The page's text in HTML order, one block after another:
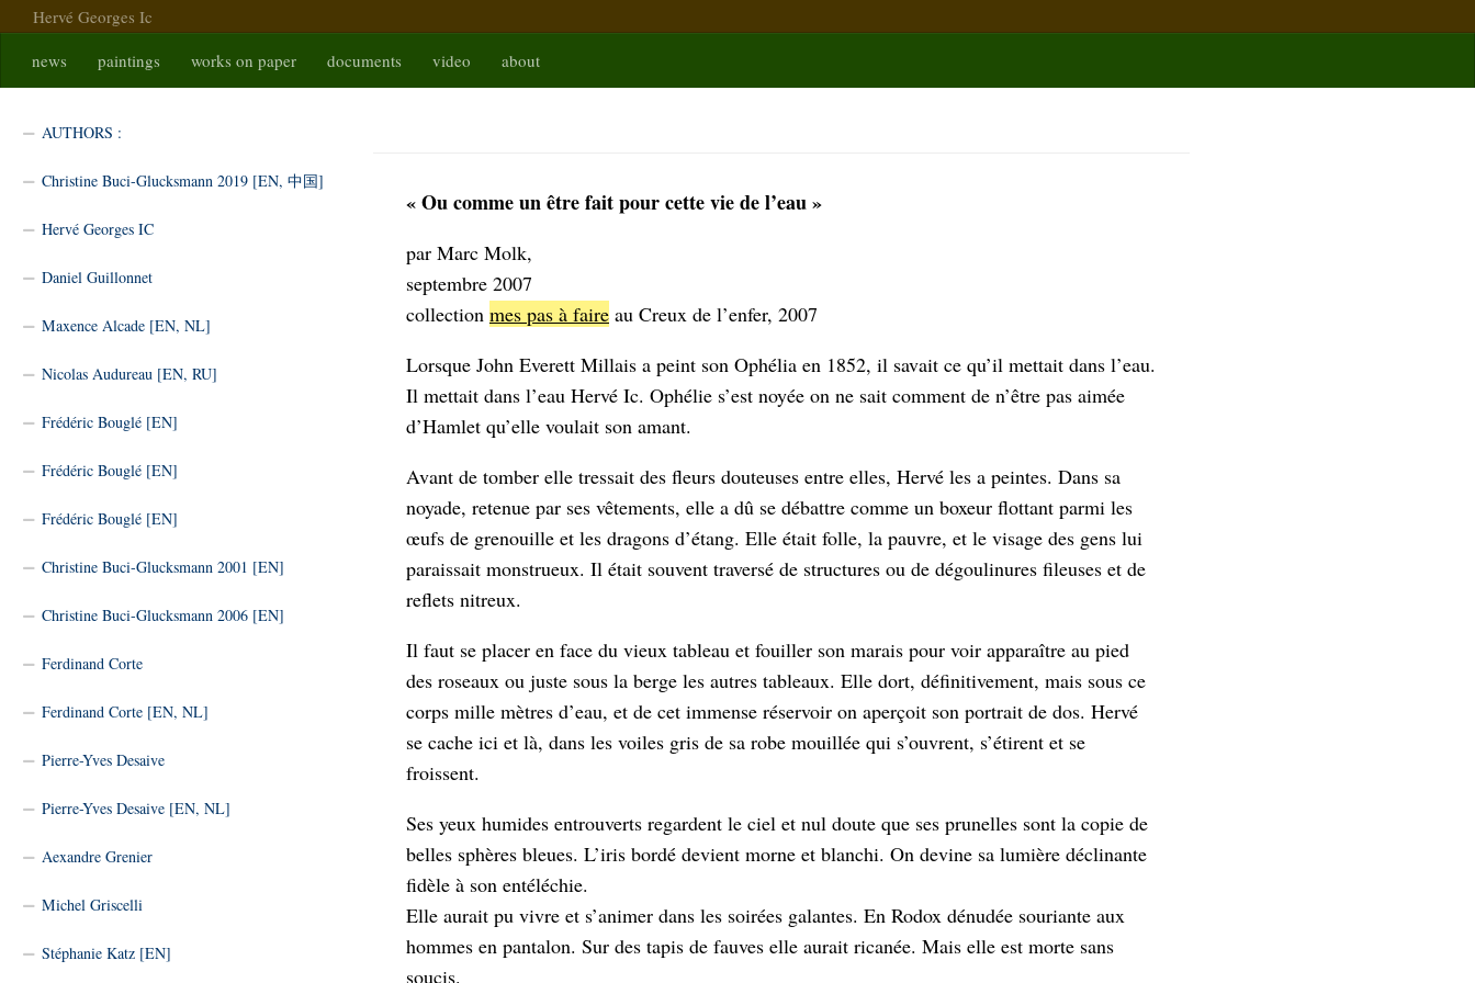
Skip to content
Hervé Georges Ic
news
paintings works on paper documents video about
« Ou comme un être fait pour cette vie de l’eau »
par Marc Molk,
septembre 2007
collection mes pas à faire au Creux de l’enfer, 2007
Lorsque John Everett Millais a peint son Ophélia en 1852, il savait ce qu’il mettait dans l’eau.
Il mettait dans l’eau Hervé Ic. Ophélie s’est noyée on ne sait comment de n’être pas aimée
d’Hamlet qu’elle voulait son amant.
Avant de tomber elle tressait des fleurs douteuses entre elles, Hervé les a peintes. Dans sa
noyade, retenue par ses vêtements, elle a dû se débattre comme un boxeur flottant parmi les
œufs de grenouille et les dragons d’étang. Elle était folle, la pauvre, et le visage des gens lui
paraissait monstrueux. Il était souvent traversé de structures ou de dégoulinures fileuses et de
reflets nitreux.
Il faut se placer en face du vieux tableau et fouiller son marais pour voir apparaître au pied
des roseaux ou juste sous la berge les autres tableaux. Elle dort, définitivement, mais sous ce
corps mille mètres d’eau, et de cet immense réservoir on aperçoit son portrait de dos. Hervé
se cache ici et là, dans les voiles gris de sa robe mouillée qui s’ouvrent, s’étirent et se
froissent.
Ses yeux humides entrouverts regardent le ciel et nul doute que ses prunelles sont la copie de
belles sphères bleues. L’iris bordé devient morne et blanchi. On devine sa lumière déclinante
fidèle à son entéléchie.
Elle aurait pu vivre et s’animer dans les soirées galantes. En Rodox dénudée souriante aux
hommes en pantalon. Sur des tapis de fauves elle aurait ricanée. Mais elle est morte sans
soucis.
AUTHORS :
Christine Buci-Glucksmann 2019 [EN, 中国]
Hervé Georges IC
Daniel Guillonnet
Maxence Alcade [EN, NL]
Nicolas Audureau [EN, RU]
Frédéric Bouglé [EN]
Frédéric Bouglé [EN]
Frédéric Bouglé [EN]
Christine Buci-Glucksmann 2001 [EN]
Christine Buci-Glucksmann 2006 [EN]
Ferdinand Corte
Ferdinand Corte [EN, NL]
Pierre-Yves Desaive
Pierre-Yves Desaive [EN, NL]
Aexandre Grenier
Michel Griscelli
Stéphanie Katz [EN]